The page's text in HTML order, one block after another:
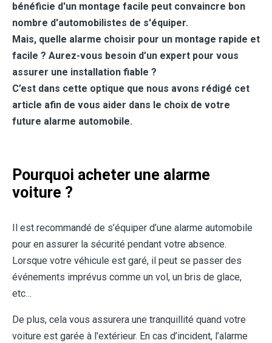
bénéficie d'un montage facile peut convaincre bon
nombre d'automobilistes de s'équiper.
Mais, quelle alarme choisir pour un montage rapide et
facile ? Aurez-vous besoin d’un expert pour vous
assurer une installation fiable ?
C’est dans cette optique que nous avons rédigé cet
article afin de vous aider dans le choix de votre
future alarme automobile.
Pourquoi acheter une alarme
voiture ?
Il est recommandé de s’équiper d’une alarme automobile
pour en assurer la sécurité pendant votre absence.
Lorsque votre véhicule est garé, il peut se passer des
événements imprévus comme un vol, un bris de glace,
etc…
De plus, cela vous assurera une tranquillité quand votre
voiture est garée à l'extérieur. En cas d’incident, l’alarme